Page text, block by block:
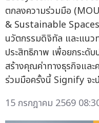
ตกลงความร่วมมือ
& Sustainable Spaces
นวัตกรรมดิจิทัล และแนว
ประสิทธิภาพ เพื่อยกระดั
สร้างคุณค่าทางธุรกิจและ
ร่วมมือครั้งนี้ Signify จะ
15 กรกฎาคม 2569